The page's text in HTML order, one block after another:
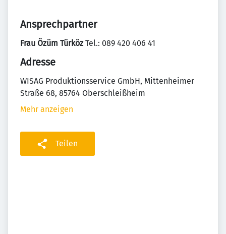
Ansprechpartner
Frau Özüm TürközTel.: 089 420 406 41
Adresse
WISAG Produktionsservice GmbH, Mittenheimer
Straße 68, 85764 Oberschleißheim
Mehr anzeigen
Teilen